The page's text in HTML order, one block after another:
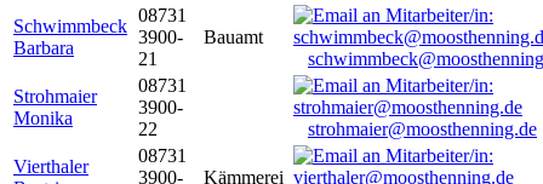
Schwimmbeck
Barbara
08731
3900-
21
Bauamt
Strohmaier
Monika
08731
3900-
22
strohmaier@moosthenning.de
Vierthaler
08731
3900-
Kämmerei